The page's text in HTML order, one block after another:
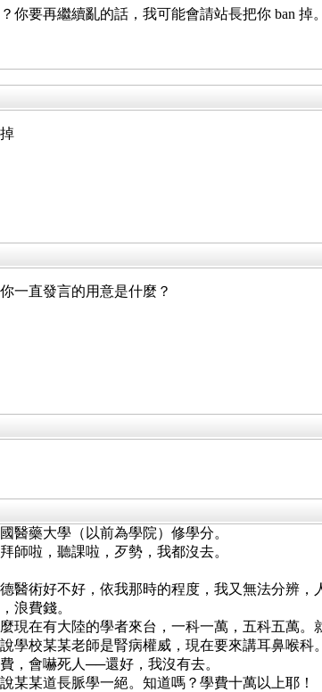
你要再繼續亂的話，我可能會請站長把你 ban 掉。
一直發言的用意是什麼？
醫藥大學（以前為學院）修學分。
師啦，聽課啦，歹勢，我都沒去。
醫術好不好，依我那時的程度，我又無法分辨，
浪費錢。
現在有大陸的學者來台，一科一萬，五科五萬。
學校某某老師是腎病權威，現在要來講耳鼻喉
，會嚇死人──還好，我沒有去。
某某道長脈學一絕。知道嗎？學費十萬以上耶！